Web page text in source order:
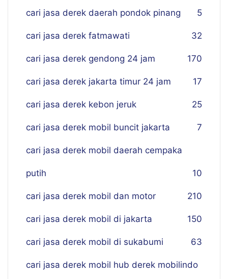
cari jasa derek daerah pondok pinang 5
cari jasa derek fatmawati 32
cari jasa derek gendong 24 jam 170
cari jasa derek jakarta timur 24 jam 17
cari jasa derek kebon jeruk 25
cari jasa derek mobil buncit jakarta 7
cari jasa derek mobil daerah cempaka
putih 10
cari jasa derek mobil dan motor 210
cari jasa derek mobil di jakarta 150
cari jasa derek mobil di sukabumi 63
cari jasa derek mobil hub derek mobilindo